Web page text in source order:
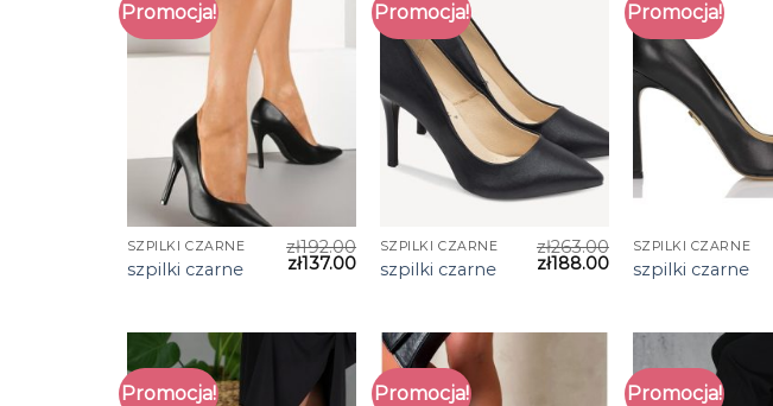
Promocja!
SZPILKI CZARNE
szpilki czarne
zł192.00
zł137.00
Promocja!
SZPILKI CZARNE
szpilki czarne
zł263.00
zł188.00
Promocja!
SZPILKI CZARNE
szpilki czarne
Promocja! Promocja! Promocja!